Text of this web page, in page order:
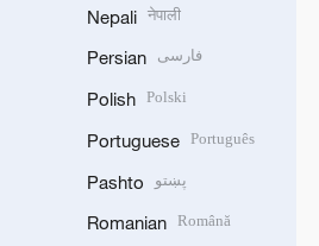
Nepali नेपाली
Persian فارسی
Polish Polski
Portuguese Português
Pashto پښتو
Romanian Română